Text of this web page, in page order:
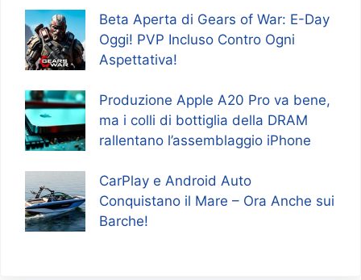
Beta Aperta di Gears of War: E-Day
Oggi! PVP Incluso Contro Ogni
Aspettativa!
Produzione Apple A20 Pro va bene,
ma i colli di bottiglia della DRAM
rallentano l’assemblaggio iPhone
CarPlay e Android Auto
Conquistano il Mare – Ora Anche sui
Barche!